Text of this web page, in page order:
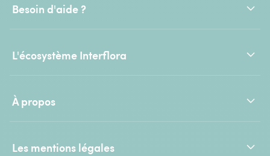
Besoin d'aide ?
L'écosystème Interflora
À propos
Les mentions légales